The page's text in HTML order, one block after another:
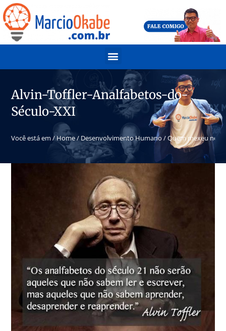
Alvin-Toffler-Analfabetos-do-
Século-XXI
Você está em / Home/ Desenvolvimento Humano /Quem mexeu no